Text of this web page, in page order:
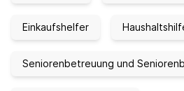
Einkaufshelfer
Seniorenbetreuung und